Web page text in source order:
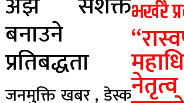
बनाउने
प्रतिबद्धता
जनमुक्ति खबर , डेस्क
भर्खरै
नेतृत्व